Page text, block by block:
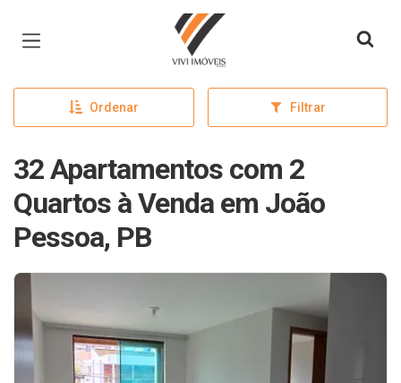
Página inicial
Ordenar Filtrar
32 Apartamentos com 2
Quartos à Venda em João
Pessoa, PB